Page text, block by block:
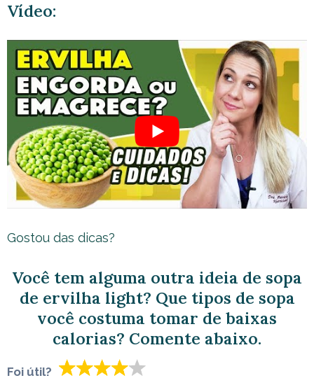
Vídeo:
Gostou das dicas?
Você tem alguma outra ideia de sopa
de ervilha light? Que tipos de sopa
você costuma tomar de baixas
calorias? Comente abaixo.
Foi útil?